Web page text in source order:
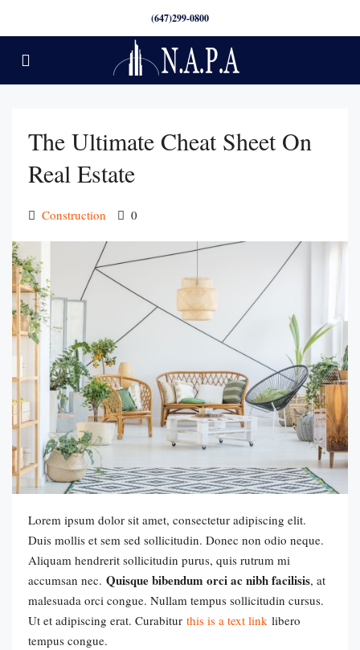
(647)299-0800
The Ultimate Cheat Sheet On
Real Estate
Construction 0
Lorem ipsum dolor sit amet, consectetur adipiscing elit.
Duis mollis et sem sed sollicitudin. Donec non odio neque.
Aliquam hendrerit sollicitudin purus, quis rutrum mi
accumsan nec. Quisque bibendum orci ac nibh facilisis, at
malesuada orci congue. Nullam tempus sollicitudin cursus.
Ut et adipiscing erat. Curabitur this is a text link libero
tempus congue.